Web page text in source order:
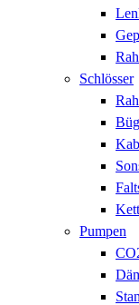
Schlösser
Pumpen